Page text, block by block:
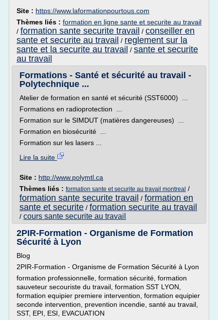
Site : https://www.laformationpourtous.com
Thèmes liés : formation en ligne sante et securite au travail
/ formation sante securite travail / conseiller en
sante et securite au travail / reglement sur la
sante et la securite au travail / sante et securite
au travail
Formations - Santé et sécurité au travail -
Polytechnique ...
Atelier de formation en santé et sécurité (SST6000) ...
Formations en radioprotection ...
Formation sur le SIMDUT (matières dangereuses) ...
Formation en biosécurité ...
Formation sur les lasers ...
Lire la suite
Site : http://www.polymtl.ca
Thèmes liés : formation sante et securite au travail montreal /
formation sante securite travail / formation en
sante et securite / formation securite au travail
/ cours sante securite au travail
2PIR-Formation - Organisme de Formation
Sécurité à Lyon
Blog
2PIR-Formation - Organisme de Formation Sécurité à Lyon
formation professionnelle, formation sécurité, formation
sauveteur secouriste du travail, formation SST LYON,
formation equipier premiere intervention, formation equipier
seconde intervention, prevention incendie, santé au travail,
SST, EPI, ESI, EVACUATION